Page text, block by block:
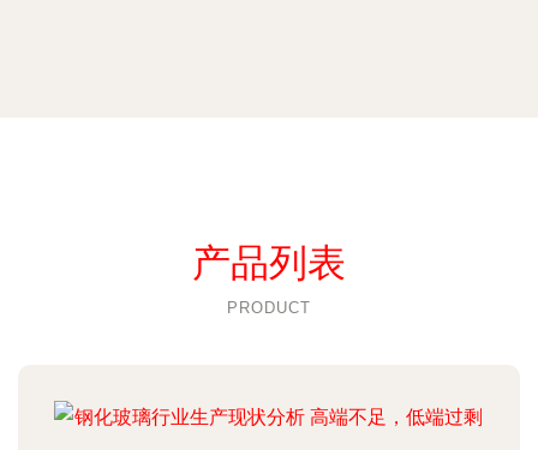
产品列表
PRODUCT